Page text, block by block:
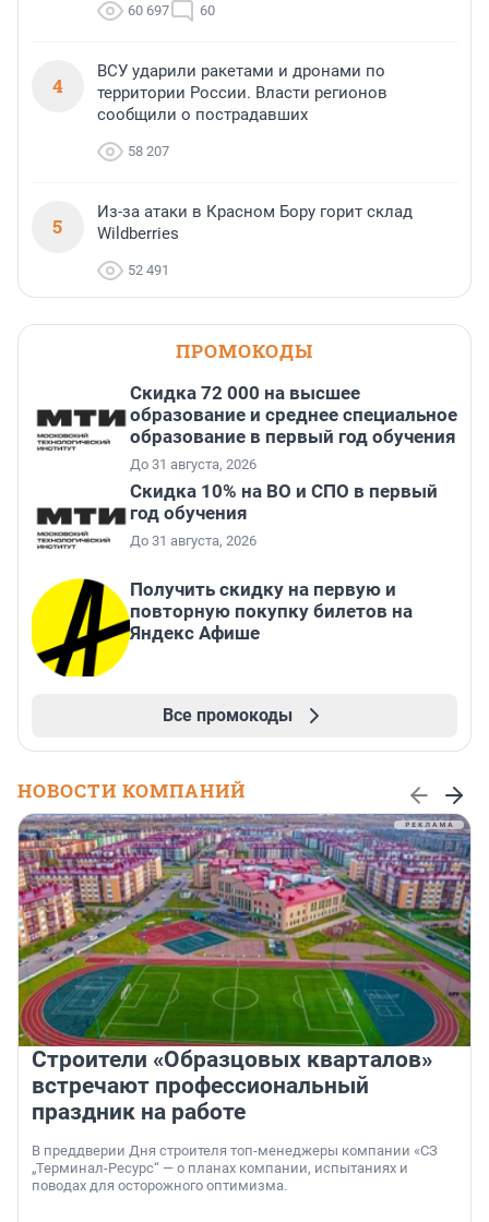
60 697 60
4
ВСУ ударили ракетами и дронами по
территории России. Власти регионов
сообщили о пострадавших
58 207
5
Из-за атаки в Красном Бору горит склад
Wildberries
52 491
ПРОМОКОДЫ
Скидка 72 000 на высшее
образование и среднее специальное
образование в первый год обучения
До 31 августа, 2026
Скидка 10% на ВО и СПО в первый
год обучения
До 31 августа, 2026
Получить скидку на первую и
повторную покупку билетов на
Яндекс Афише
Все промокоды
НОВОСТИ КОМПАНИЙ
Строители «Образцовых кварталов»
встречают профессиональный
праздник на работе
В преддверии Дня строителя топ-менеджеры компании «СЗ
„Терминал-Ресурс“ — о планах компании, испытаниях и
поводах для осторожного оптимизма.